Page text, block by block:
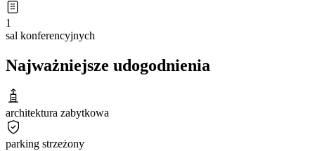
1
sal konferencyjnych
Najważniejsze udogodnienia
architektura zabytkowa
parking strzeżony